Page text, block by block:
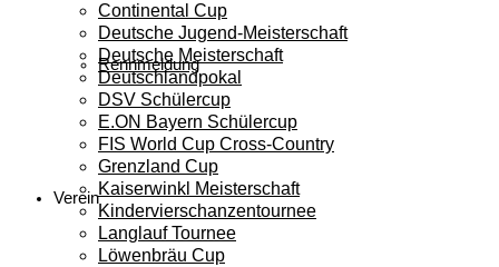
Rennmeldung
Verein
Continental Cup
Deutsche Jugend-Meisterschaft
Deutsche Meisterschaft
Deutschlandpokal
DSV Schülercup
E.ON Bayern Schülercup
FIS World Cup Cross-Country
Grenzland Cup
Kaiserwinkl Meisterschaft
Kindervierschanzentournee
Langlauf Tournee
Löwenbräu Cup